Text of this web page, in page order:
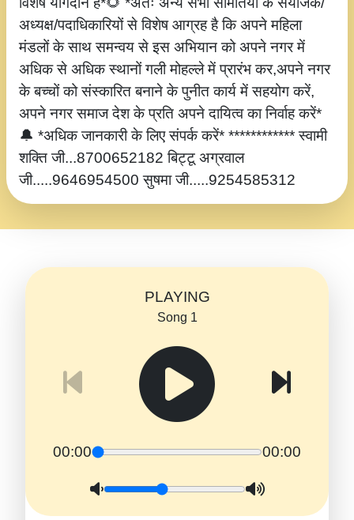
अध्यक्ष/पदाधिकारियों से विशेष आग्रह है कि अपने महिला
मंडलों के साथ समन्वय से इस अभियान को अपने नगर में
अधिक से अधिक स्थानों गली मोहल्ले में प्रारंभ कर,अपने नगर
के बच्चों को संस्कारित बनाने के पुनीत कार्य में सहयोग करें,
अपने नगर समाज देश के प्रति अपने दायित्व का निर्वाह करें*
🔔 *अधिक जानकारी के लिए संपर्क करें* ************ स्वामी
शक्ति जी...8700652182 बिट्टू अग्रवाल
जी.....9646954500 सुषमा जी.....9254585312
PLAYING
Song 1
00:00 00:00